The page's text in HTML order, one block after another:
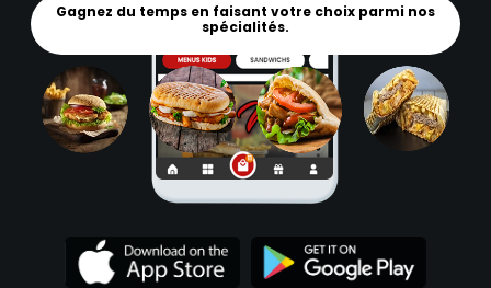
Gagnez du temps en faisant votre choix parmi nos
spécialités.